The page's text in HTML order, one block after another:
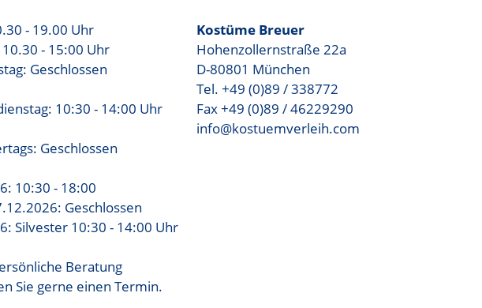
- 19.00 Uhr
- 15:00 Uhr
Geschlossen
10:30 - 14:00 Uhr
Geschlossen
10:30 - 18:00
Geschlossen
Silvester 10:30 - 14:00 Uhr
Beratung
Sie gerne einen Termin.
Kostüme Breuer
Hohenzollernstraße 22a
D-80801 München
Tel. +49 (0)89 / 338772
Fax +49 (0)89 / 46229290
info@kostuemverleih.com